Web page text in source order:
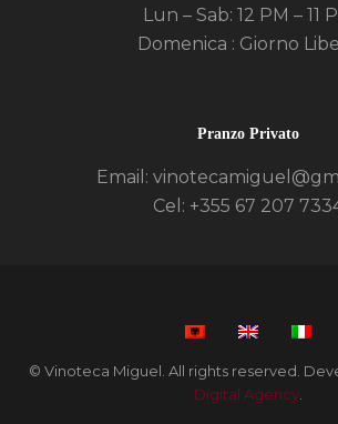
Lun – Sab: 12 PM – 11
Domenica : Giorno
Pranzo Privato
Email:
Cel: +355 67 207
© Vinoteca Miguel. All rights reserved.
Digital Agency